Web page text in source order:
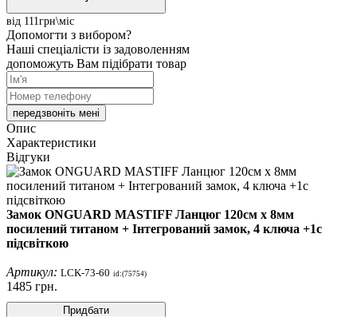
від 111грн\міс
Допомогти з вибором?
Наші спеціалісти із задоволенням
допоможуть Вам підібрати товар
передзвоніть мені
Опис
Характеристики
Відгуки
Замок ONGUARD MASTIFF Ланцюг 120cм x 8мм
посилений титаном + Інтегрований замок, 4 ключа +1с
підсвіткою
Артикул: LCK-73-60 id:(75754)
1485 грн.
Придбати